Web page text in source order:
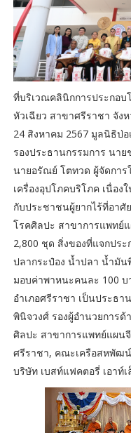
ที่บริเวณคลินิกการประกอ
หัวเฉียว สาขาศรีราชา จัง
24 สิงหาคม 2567 มูลนิธิป่
รองประธานกรรมการ นา
นายอรัณย์ โตทวด ผู้จัดกา
เครื่องอุปโภคบริโภค เนื่อง
กับประชาชนผู้ยากไร้ที่อาศั
โรคศิลปะ สาขาการแพทย์
2,800 ชุด สิ่งของที่แจกปร
ปลากระป๋อง น้ำปลา น้ำมั
มอบค่าพาหนะคนละ 100
อำเภอศรีราชา เป็นประธ
พินิจวงศ์ รองผู้อำนวยการ
ศิลปะ สาขาการแพทย์แผน
ศรีราชา, คณะเครือสหพัฒ
บริษัท เบสท์แฟคตอรี่ เอาท์